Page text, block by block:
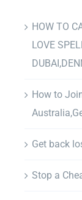
HOW TO
LOVE
How to
Get back
Stop a